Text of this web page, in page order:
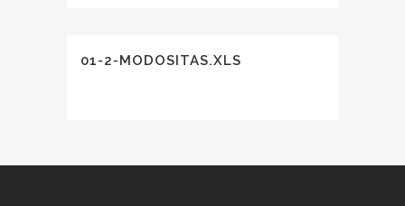
01-2-MODOSITAS.XLS